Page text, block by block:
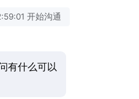
开始沟通
有什么可以